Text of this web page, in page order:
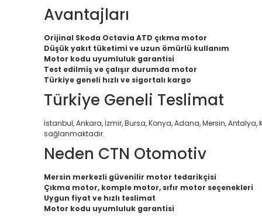
Avantajları
Orijinal Skoda Octavia ATD çıkma motor
Düşük yakıt tüketimi ve uzun ömürlü kullanım
Motor kodu uyumluluk garantisi
Test edilmiş ve çalışır durumda motor
Türkiye geneli hızlı ve sigortalı kargo
Türkiye Geneli Teslimat
İstanbul, Ankara, İzmir, Bursa, Konya, Adana, Mersin, Antalya,
sağlanmaktadır.
Neden CTN Otomotiv
Mersin merkezli güvenilir motor tedarikçisi
Çıkma motor, komple motor, sıfır motor seçenekleri
Uygun fiyat ve hızlı teslimat
Motor kodu uyumluluk garantisi